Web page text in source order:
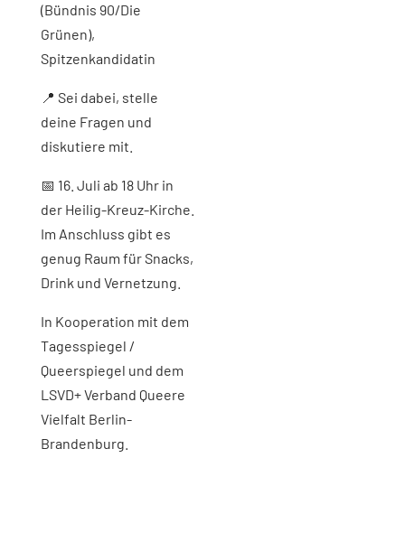
(Bündnis 90/Die
Grünen),
Spitzenkandidatin
📍 Sei dabei, stelle
deine Fragen und
diskutiere mit.
📅 16. Juli ab 18 Uhr in
der Heilig-Kreuz-Kirche.
Im Anschluss gibt es
genug Raum für Snacks,
Drink und Vernetzung.
In Kooperation mit dem
Tagesspiegel /
Queerspiegel und dem
LSVD+ Verband Queere
Vielfalt Berlin-
Brandenburg.